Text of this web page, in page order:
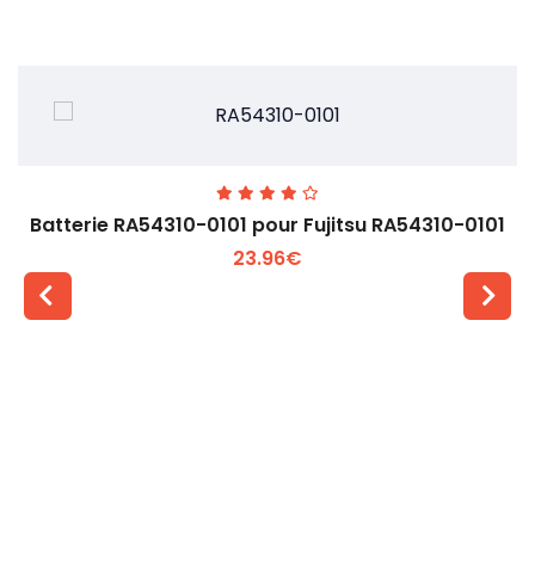
Batterie RA54310-0101 pour Fujitsu RA54310-0101
23.96€